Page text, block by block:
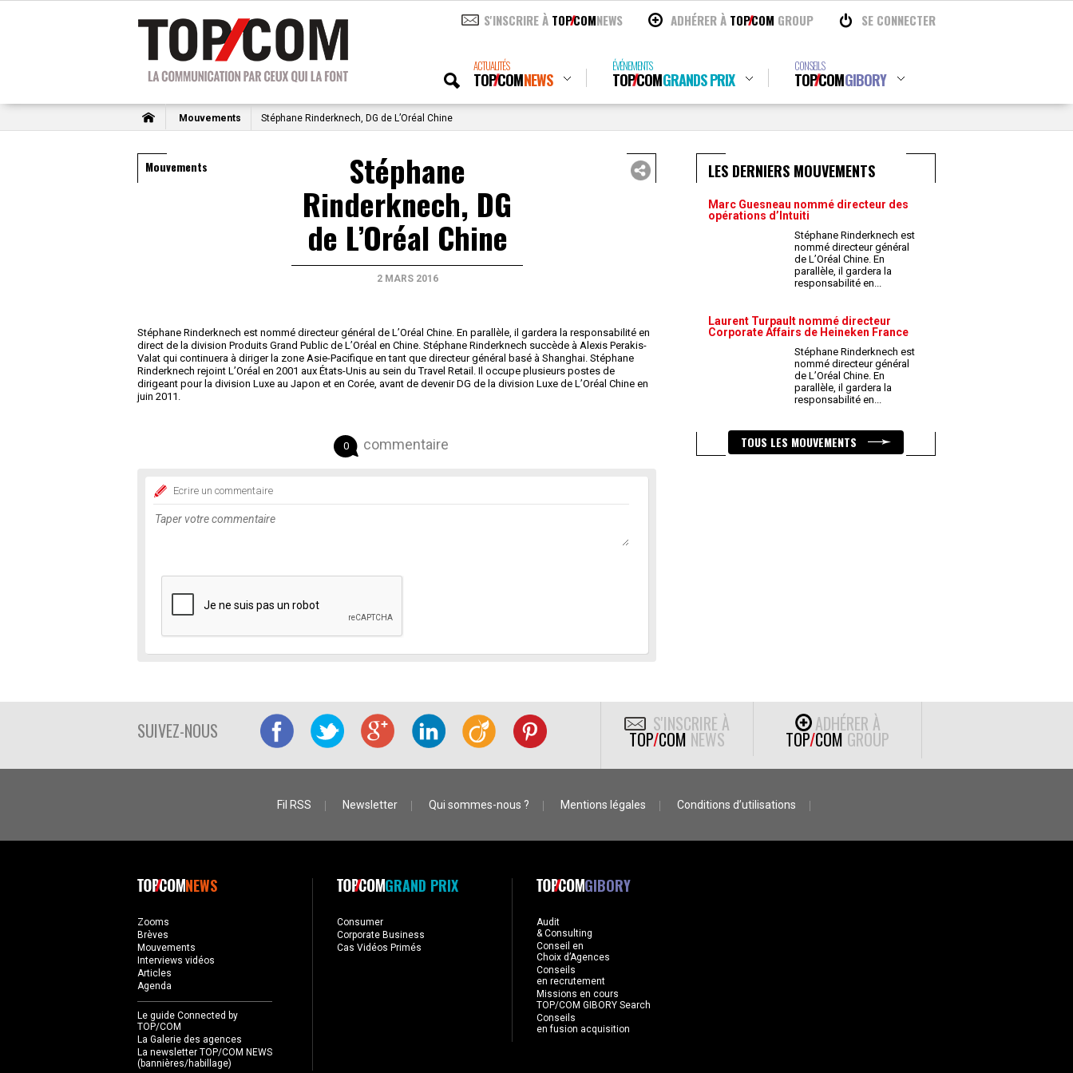
S'INSCRIRE À TOPCOMNEWS ADHÉRER À TOPCOM GROUP SE CONNECTER
ACTUALITÉS
TOPCOMNEWS
ÉVÉNEMENTS
TOPCOMGRANDS PRIX
CONSEILS
TOPCOMGIBORY
Mouvements Stéphane Rinderknech, DG de L’Oréal Chine
Mouvements Stéphane
Rinderknech, DG
de L’Oréal Chine
2 MARS 2016
Stéphane Rinderknech est nommé directeur général de L’Oréal Chine. En parallèle, il gardera la responsabilité en
direct de la division Produits Grand Public de L’Oréal en Chine. Stéphane Rinderknech succède à Alexis Perakis-
Valat qui continuera à diriger la zone Asie-Pacifique en tant que directeur général basé à Shanghai. Stéphane
Rinderknech rejoint L’Oréal en 2001 aux États-Unis au sein du Travel Retail. Il occupe plusieurs postes de
dirigeant pour la division Luxe au Japon et en Corée, avant de devenir DG de la division Luxe de L’Oréal Chine en
juin 2011.
0 commentaire
Ecrire un commentaire
LES DERNIERS MOUVEMENTS
Marc Guesneau nommé directeur des
opérations d’Intuiti
Stéphane Rinderknech est
nommé directeur général
de L’Oréal Chine. En
parallèle, il gardera la
responsabilité en...
Laurent Turpault nommé directeur
Corporate Affairs de Heineken France
Stéphane Rinderknech est
nommé directeur général
de L’Oréal Chine. En
parallèle, il gardera la
responsabilité en...
TOUS LES MOUVEMENTS
SUIVEZ-NOUS S'INSCRIRE À
TOP/COM NEWS
ADHÉRER À
TOP/COM GROUP
Fil RSS Newsletter Qui sommes-nous ? Mentions légales Conditions d’utilisations
NEWS
Zooms
Brèves
Mouvements
Interviews vidéos
Articles
Agenda
Le guide Connected by
TOP/COM
La Galerie des agences
La newsletter TOP/COM NEWS
(bannières/habillage)
GRAND PRIX
Consumer
Corporate Business
Cas Vidéos Primés
GIBORY
Audit
& Consulting
Conseil en
Choix d’Agences
Conseils
en recrutement
Missions en cours
TOP/COM GIBORY Search
Conseils
en fusion acquisition